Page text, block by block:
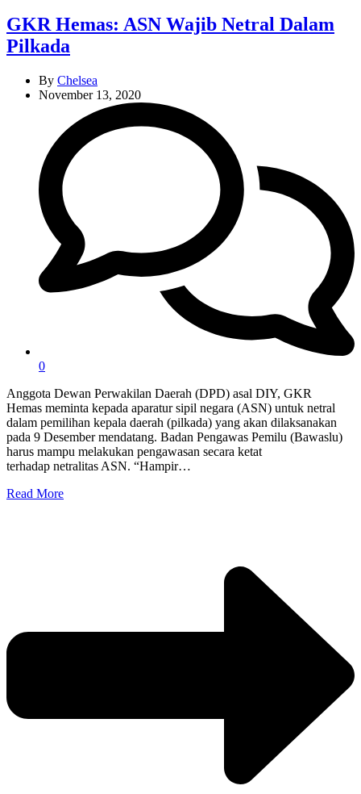
GKR Hemas: ASN Wajib Netral Dalam
Pilkada
By Chelsea
November 13, 2020
0
Anggota Dewan Perwakilan Daerah (DPD) asal DIY, GKR
Hemas meminta kepada aparatur sipil negara (ASN) untuk netral
dalam pemilihan kepala daerah (pilkada) yang akan dilaksanakan
pada 9 Desember mendatang. Badan Pengawas Pemilu (Bawaslu)
harus mampu melakukan pengawasan secara ketat
terhadap netralitas ASN. “Hampir…
Read More